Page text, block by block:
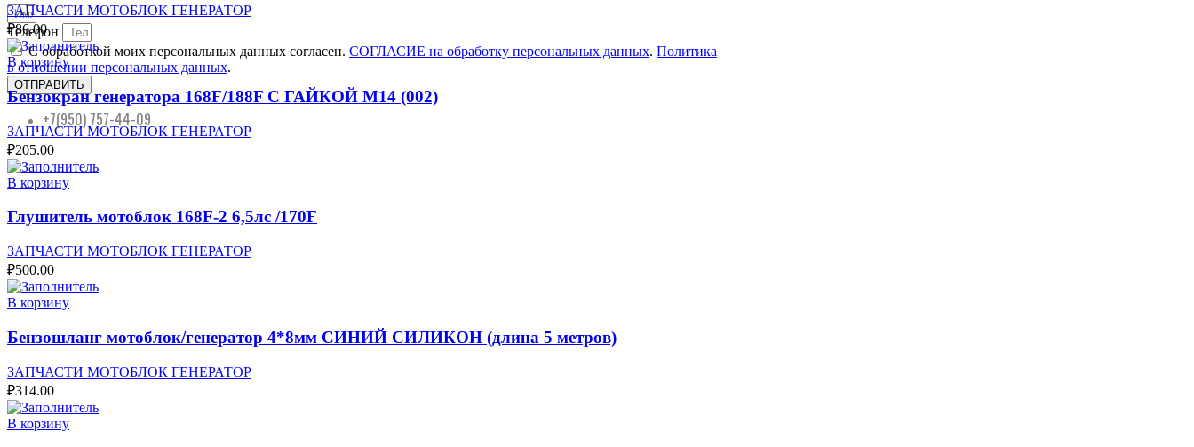
Телефон
С обработкой моих персональных данных согласен. СОГЛАСИЕ на обработку персональных данных. Политика
в отношении персональных данных.
ОТПРАВИТЬ
+7(950) 757-44-09
ЗАПЧАСТИ МОТОБЛОК ГЕНЕРАТОР
₽86.00
В корзину
Бензокран генератора 168F/188F С ГАЙКОЙ М14 (002)
ЗАПЧАСТИ МОТОБЛОК ГЕНЕРАТОР
₽205.00
В корзину
Глушитель мотоблок 168F-2 6,5лс /170F
ЗАПЧАСТИ МОТОБЛОК ГЕНЕРАТОР
₽500.00
В корзину
Бензошланг мотоблок/генератор 4*8мм СИНИЙ СИЛИКОН (длина 5 метров)
ЗАПЧАСТИ МОТОБЛОК ГЕНЕРАТОР
₽314.00
В корзину